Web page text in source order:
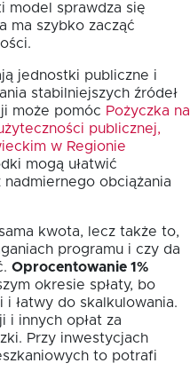
model sprawdza się
ma szybko zacząć
jednostki publiczne i
stabilniejszych źródeł
może pomóc Pożyczka na
publicznej,
w Regionie
mogą ułatwić
obciążania
kwota, lecz także to,
programu i czy da
Oprocentowanie 1%
okresie spłaty, bo
łatwy do skalkulowania.
i innych opłat za
Przy inwestycjach
to potrafi